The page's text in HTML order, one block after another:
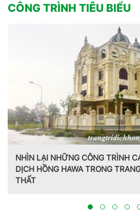
CÔNG TRÌNH TIÊU BIỂU
CÔNG TRÌNH CAO CẤP – DẤU ẤN
TRONG TRANG TRÍ NỘI NGOẠI